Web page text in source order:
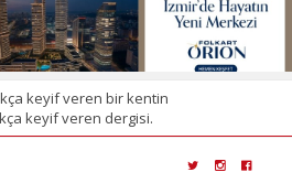
keyif veren bir kentin
keyif veren dergisi.